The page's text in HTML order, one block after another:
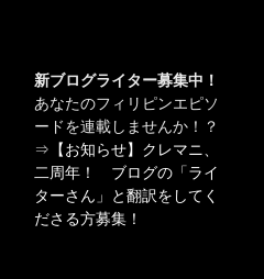
新ブログライター募集中！
あなたのフィリピンエピソ
ードを連載しませんか！？
⇒ 【お知らせ】クレマニ、
二周年！ ブログの「ライ
ターさん」と翻訳をしてく
ださる方募集！